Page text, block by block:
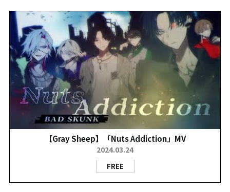
【Gray Sheep】「Nuts Addiction」MV
2024.03.24
FREE